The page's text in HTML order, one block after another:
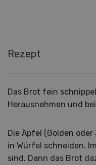
Rezept
Das Brot fein
Herausnehmen und
Die Äpfel (Golden
in Würfel schneiden.
sind. Dann das Brot